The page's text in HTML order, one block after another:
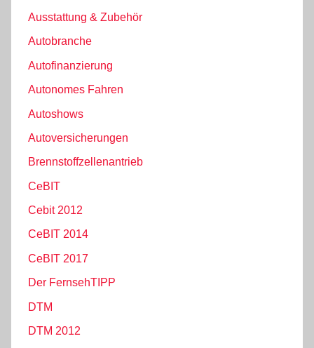
Ausstattung & Zubehör
Autobranche
Autofinanzierung
Autonomes Fahren
Autoshows
Autoversicherungen
Brennstoffzellenantrieb
CeBIT
Cebit 2012
CeBIT 2014
CeBIT 2017
Der FernsehTIPP
DTM
DTM 2012